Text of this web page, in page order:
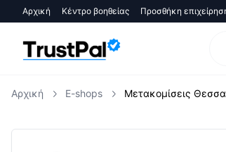
Αρχική Κέντρο βοηθείας Προσθήκη
Αρχική E-shops Μετακομίσεις